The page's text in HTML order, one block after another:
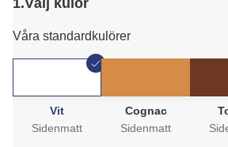
1.Välj kulör
Våra standardkulörer
Vit
Sidenmatt
Cognac
Sidenmatt